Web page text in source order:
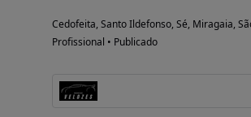
Cedofeita, Santo Ildefonso, Sé, Miragaia,
Profissional • Publicado